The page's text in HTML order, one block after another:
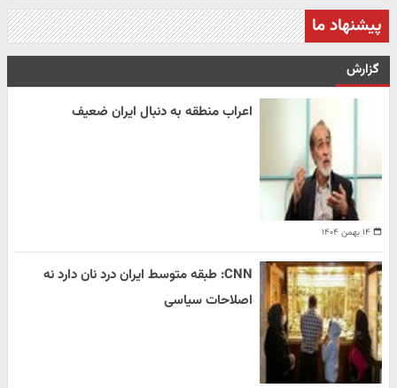
پیشنهاد ما
گزارش
۱۴ بهمن ۱۴۰۴
اعراب منطقه به دنبال ایران ضعیف
CNN: طبقه متوسط ایران درد نان دارد نه
اصلاحات سیاسی